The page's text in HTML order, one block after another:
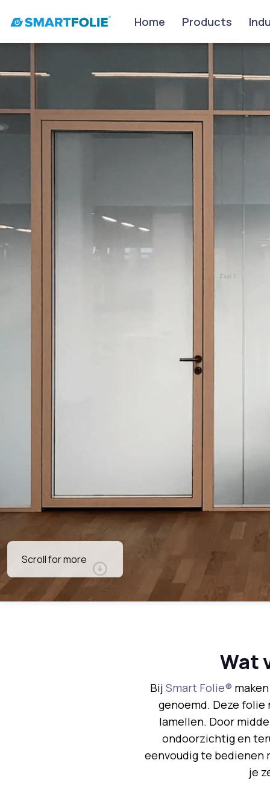
Home Products
Scroll for more
Wat
Bij Smart Folie®
genoemd. Deze
lamellen. Door
ondoorzichtig en
eenvoudig te bedienen
je